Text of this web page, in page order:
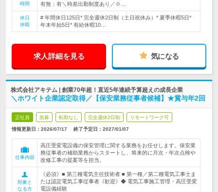
時間 有無：有＼時差出勤制度あり／※…
休日
休暇
# 年間休日125日* 完全週休2日制（土日祝休み）* 夏季休暇5日*
年末年始5日* 有給休暇10…
求人詳細を見る 気になる
株式会社アキテム | 創業70年超！直近5年連続予算超えの成長企業
＼ホワイト企業認定取得／【保安業務従事者候補】★賞与年2回
正社員 急募 転勤なし 完全週休2日制 リモートワーク可
情報更新日：2026/07/17 終了予定日： 2027/01/07
仕事内容
高圧受変電設備の保安管理に関する業務をお任せします。保安業
務従事者の補助業務からスタートし、将来的に月次・年次点検や
改修工事の提案等を担当。
対象と
なる方
《必須》■ 第三種電気主任技術者 ■ 第一種／第二種電気工事士ま
たは認定電気工事従事者《歓迎》◆ 電気工事施工管理・高圧受変
電設備経験